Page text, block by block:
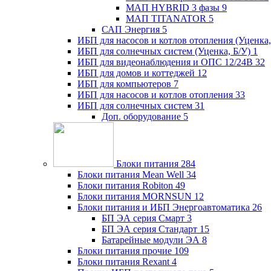
МАП HYBRID 3 фазы 9
МАП TITANATOR 5
САП Энергия 5
ИБП для насосов и котлов отопления
ИБП для солнечных систем (Уценка, Б/У) 1
ИБП для видеонаблюдения и ОПС 12/24В 32
ИБП для домов и коттеджей 12
ИБП для компьютеров 7
ИБП для насосов и котлов отопления 33
ИБП для солнечных систем 31
Доп. оборудование 5
Блоки питания 284
Блоки питания Mean Well 34
Блоки питания Robiton 49
Блоки питания MORNSUN 12
Блоки питания и ИБП Энергоавтоматика 26
БП ЭА серия Смарт 3
БП ЭА серия Стандарт 15
Батарейные модули ЭА 8
Блоки питания прочие 109
Блоки питания Rexant 4